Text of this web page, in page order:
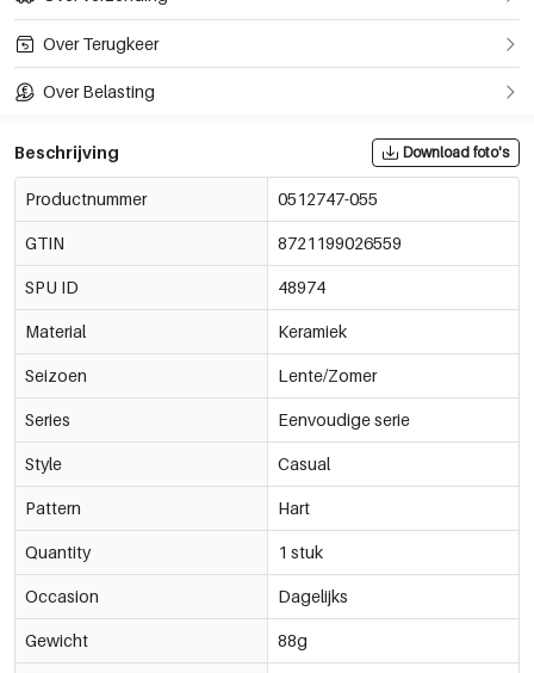
Over Terugkeer
Over Belasting
Beschrijving Download foto's
Productnummer 0512747-055
GTIN 8721199026559
SPU ID 48974
Material Keramiek
Seizoen Lente/Zomer
Series Eenvoudige serie
Style Casual
Pattern Hart
Quantity 1 stuk
Occasion Dagelijks
Gewicht 88g